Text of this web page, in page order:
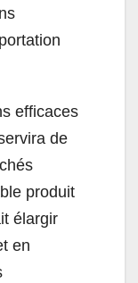
efficaces
de
produit
élargir
en